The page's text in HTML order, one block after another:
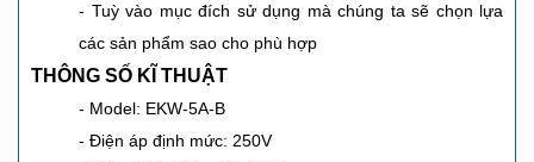
- Tuỳ vào mục đích sử dụng mà chúng ta sẽ chọn lựa
các sản phẩm sao cho phù hợp
THÔNG SỐ KĨ THUẬT
- Model: EKW-5A-B
- Điện áp định mức: 250V